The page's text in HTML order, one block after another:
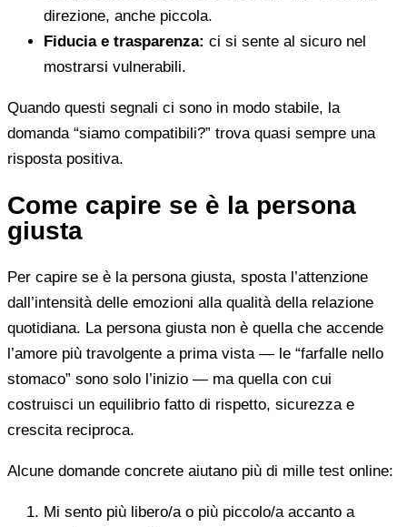
direzione, anche piccola.
Fiducia e trasparenza: ci si sente al sicuro nel
mostrarsi vulnerabili.
Quando questi segnali ci sono in modo stabile, la
domanda “siamo compatibili?” trova quasi sempre una
risposta positiva.
Come capire se è la persona
giusta
Per capire se è la persona giusta, sposta l’attenzione
dall’intensità delle emozioni alla qualità della relazione
quotidiana. La persona giusta non è quella che accende
l’amore più travolgente a prima vista — le “farfalle nello
stomaco” sono solo l’inizio — ma quella con cui
costruisci un equilibrio fatto di rispetto, sicurezza e
crescita reciproca.
Alcune domande concrete aiutano più di mille test online:
Mi sento più libero/a o più piccolo/a accanto a